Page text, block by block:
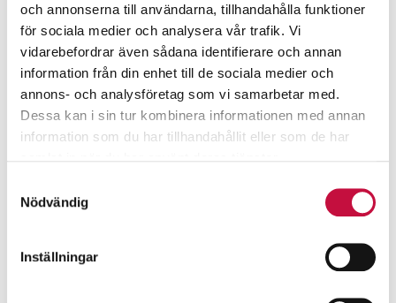
och annonserna till användarna, tillhandahålla funktioner
för sociala medier och analysera vår trafik. Vi
vidarebefordrar även sådana identifierare och annan
information från din enhet till de sociala medier och
annons- och analysföretag som vi samarbetar med.
Dessa kan i sin tur kombinera informationen med annan
information som du har tillhandahållit eller som de har
Nödvändig
Inställningar